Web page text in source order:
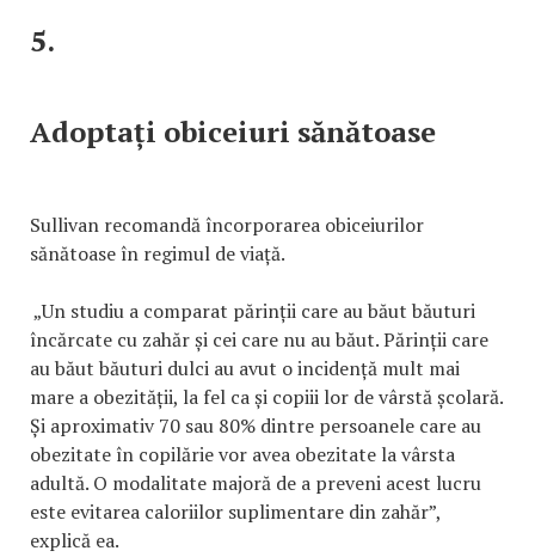
5.
Adoptați obiceiuri sănătoase
Sullivan recomandă încorporarea obiceiurilor
sănătoase în regimul de viață.
„Un studiu a comparat părinții care au băut băuturi
încărcate cu zahăr și cei care nu au băut. Părinții care
au băut băuturi dulci au avut o incidență mult mai
mare a obezității, la fel ca și copiii lor de vârstă școlară.
Și aproximativ 70 sau 80% dintre persoanele care au
obezitate în copilărie vor avea obezitate la vârsta
adultă. O modalitate majoră de a preveni acest lucru
este evitarea caloriilor suplimentare din zahăr”,
explică ea.